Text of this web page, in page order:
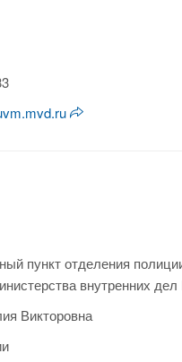
пункт отделения
внутренних
Викторовна